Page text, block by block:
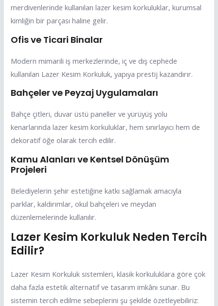
merdivenlerinde kullanılan lazer kesim korkuluklar, kurumsal
kimliğin bir parçası haline gelir.
Ofis ve Ticari Binalar
Modern mimarili iş merkezlerinde, iç ve dış cephede
kullanılan Lazer Kesim Korkuluk, yapıya prestij kazandırır.
Bahçeler ve Peyzaj Uygulamaları
Bahçe çitleri, duvar üstü paneller ve yürüyüş yolu
kenarlarında lazer kesim korkuluklar, hem sınırlayıcı hem de
dekoratif öğe olarak tercih edilir.
Kamu Alanları ve Kentsel Dönüşüm
Projeleri
Belediyelerin şehir estetiğine katkı sağlamak amacıyla
parklar, kaldırımlar, okul bahçeleri ve meydan
düzenlemelerinde kullanılır.
Lazer Kesim Korkuluk Neden Tercih
Edilir?
Lazer Kesim Korkuluk sistemleri, klasik korkuluklara göre çok
daha fazla estetik alternatif ve tasarım imkânı sunar. Bu
sistemin tercih edilme sebeplerini şu şekilde özetleyebiliriz: